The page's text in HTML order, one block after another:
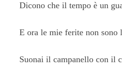
Dicono che il tempo è un
E ora le mie ferite non sono
Suonai il campanello con il